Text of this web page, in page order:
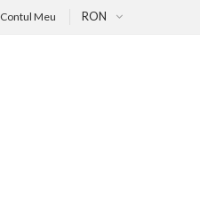
RON
Contul Meu